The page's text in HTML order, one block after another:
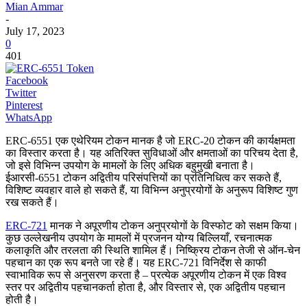
Mian Ammar
-
July 17, 2023
0
401
Facebook
Twitter
Pinterest
WhatsApp
ERC-6551 एक एथेरियम टोकन मानक है जो ERC-20 टोकन की कार्यक्षमता
का विस्तार करता है। यह अतिरिक्त सुविधाओं और क्षमताओं का परिचय देता है,
जो इसे विभिन्न उपयोग के मामलों के लिए अधिक बहुमुखी बनाता है।
ईआरसी-6551 टोकन अद्वितीय परिसंपत्तियों का प्रतिनिधित्व कर सकते हैं,
विशिष्ट व्यवहार वाले हो सकते हैं, या विभिन्न अनुप्रयोगों के अनुरूप विशिष्ट गुण
रख सकते हैं।
ERC-721 मानक ने अपूरणीय टोकन अनुप्रयोगों के विस्फोट को सक्षम किया।
कुछ उल्लेखनीय उपयोग के मामलों में प्रजनन योग्य बिल्लियाँ, रचनात्मक
कलाकृति और तरलता की स्थिति शामिल हैं। निष्क्रिय टोकन तेजी से ऑन-चेन
पहचान का एक रूप बनते जा रहे हैं। यह ERC-721 विनिर्देश से काफी
स्वाभाविक रूप से अनुसरण करता है – प्रत्येक अपूरणीय टोकन में एक विश्व
स्तर पर अद्वितीय पहचानकर्ता होता है, और विस्तार से, एक अद्वितीय पहचान
होती है।